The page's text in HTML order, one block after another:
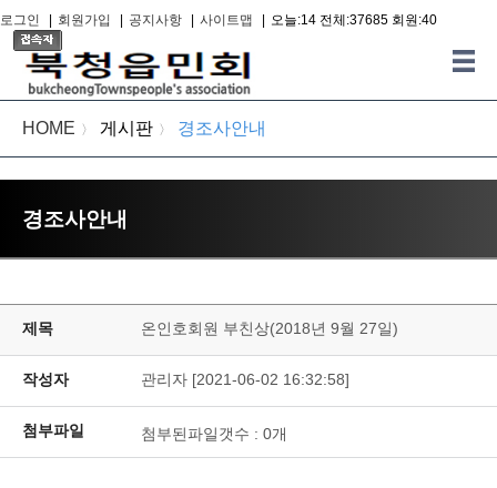
로그인 회원가입 공지사항 사이트맵 오늘:14 전체:37685 회원:40
HOME 〉 게시판 〉 경조사안내
경조사안내
제목 온인호회원 부친상(2018년 9월 27일)
작성자 관리자 [2021-06-02 16:32:58]
첨부파일 첨부된파일갯수 : 0개